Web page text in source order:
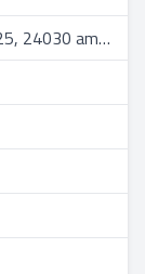
Ambivere, Via alcide de gasperi, 25, 24030 ambivere bg, italia